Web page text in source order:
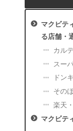
マクビテ
る店舗・
カル
スー
ドン
その
楽天
マクビテ